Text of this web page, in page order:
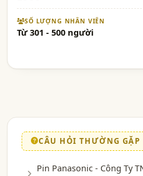
SỐ LƯỢNG NHÂN VIÊN
Từ 301 - 500 người
CÂU HỎI THƯỜNG GẶP
Pin Panasonic - Công Ty